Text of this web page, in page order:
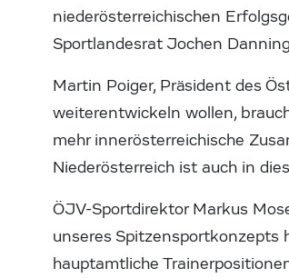
niederösterreichischen
Sportlandesrat Jochen
Martin Poiger, Präsident des
weiterentwickeln wollen,
mehr innerösterreichische
Niederösterreich ist auch in
ÖJV-Sportdirektor Markus
unseres Spitzensportkonzepts
hauptamtliche